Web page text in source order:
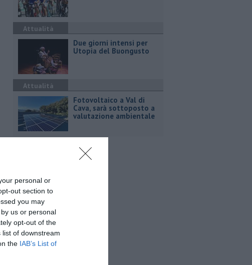
personal or
out section to
you may
us or personal
opt-out of the
of downstream
the IAB’s List of
Attualità
Due giorni intensi per
Utopia del Buongusto
Attualità
Fotovoltaico a Val di
Cava, sarà sottoposto a
valutazione ambientale